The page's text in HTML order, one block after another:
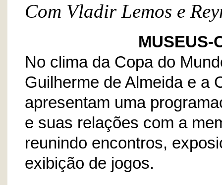
Com Vladir Lemos e
MUSEUS-
No clima da Copa do
Guilherme de Almeida e a
apresentam uma
e suas relações com a
reunindo encontros,
exibição de jogos.